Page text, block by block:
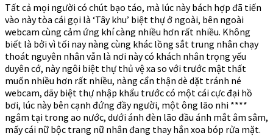
Tất cả mọi người có chút bạo táo, mà lúc này bách hợp đã tiến
vào này tòa cái gọi là ‘Tây khu’ biệt thự ở ngoài, bên ngoài
webcam cùng cảm ứng khí càng nhiều hơn rất nhiều. Không
biết là bởi vì tối nay nàng cùng khác lồng sắt trung nhân chạy
thoát nguyên nhân vẫn là nơi này có khách nhân trọng yếu
duyên cớ, này ngôi biệt thự thủ vệ xa so với trước mật thất
muốn nhiều hơn rất nhiều, nàng cẩn thận dè dặt tránh né
webcam, dãy biệt thự nhập khẩu trước có một cái cực đại hồ
bơi, lúc này bên cạnh đứng đầy người, một ông lão nhi ****
ngâm tại trong ao nước, dưới ánh đèn lão đầu ánh mắt âm sâm,
mấy cái nữ bộc trang nữ nhân đang thay hắn xoa bóp rửa mặt.